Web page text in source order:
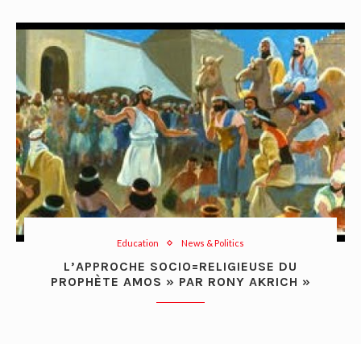
Education News & Politics
L’APPROCHE SOCIO=RELIGIEUSE DU
PROPHÈTE AMOS » PAR RONY AKRICH »